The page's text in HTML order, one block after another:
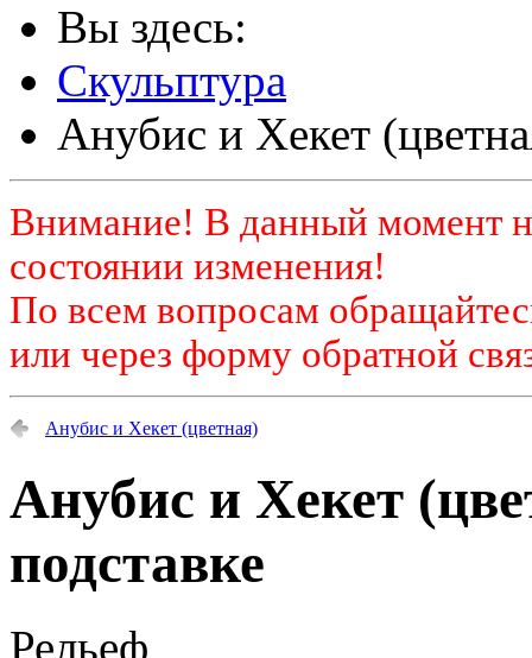
Вы здесь:
Скульптура
Анубис и Хекет
Внимание! В данный момент
состоянии изменения!
По всем вопросам
или через форму обратной
Анубис и Хекет (цветная)
Анубис и Хекет
подставке
Рельеф